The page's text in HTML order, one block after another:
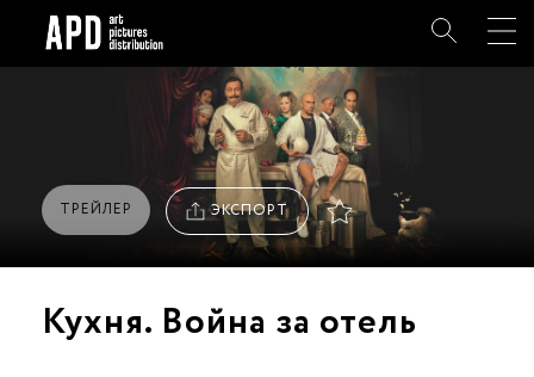
Поиск
ТРЕЙЛЕР ЭКСПОРТ
Кухня. Война за отель